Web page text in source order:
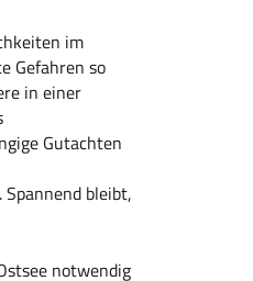
im
Gefahren so
in einer
Gutachten
bleibt,
notwendig